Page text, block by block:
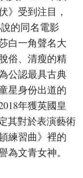
》受到注目，
的同名電影
白一角聲名大
俗、清瘦的精
公認最具古典
星身份出道的
年獲英國皇
其對於表演藝術
練習曲》裡的
為文青女神。